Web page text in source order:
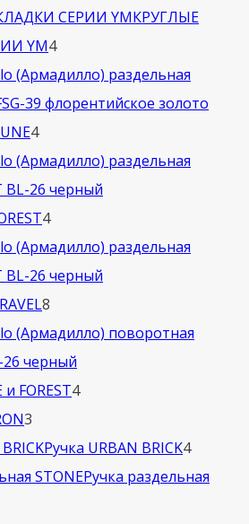
товара
КРУГЛЫЕ
YM44
товара
44
товара
44
товара
8
товаров
FOREST44
3
товара
Ручка URBAN BRICK44
товара
Ручка раздельная